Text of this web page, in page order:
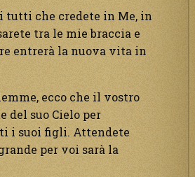
tutti che credete in Me, in
tra le mie braccia e
entrerà la nuova vita in
ecco che il vostro
del suo Cielo per
i suoi figli. Attendete
per voi sarà la